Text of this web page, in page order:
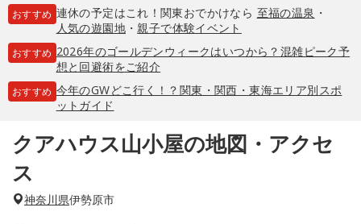
おすすめ 連休の予定はこれ！関東おでかけなら 至福の温泉 ・
人気の遊園地・親子で体験イベント
おすすめ 2026年のゴールデンウィークはいつから？混雑ピーク予
想と回避術をご紹介
おすすめ 今年のGWどこ行く！？関東・関西・東海エリア別スポ
ットガイド
クアハウス山小屋の地図・アクセ
ス
神奈川県伊勢原市